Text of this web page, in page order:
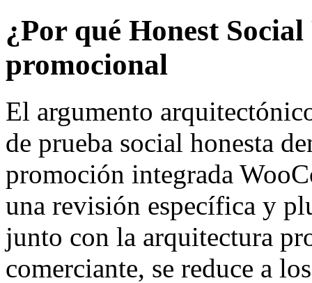
¿Por qué Honest
promocional
El argumento
de prueba social honesta
promoción integrada
una revisión específica y
junto con la arquitectura
comerciante, se reduce a